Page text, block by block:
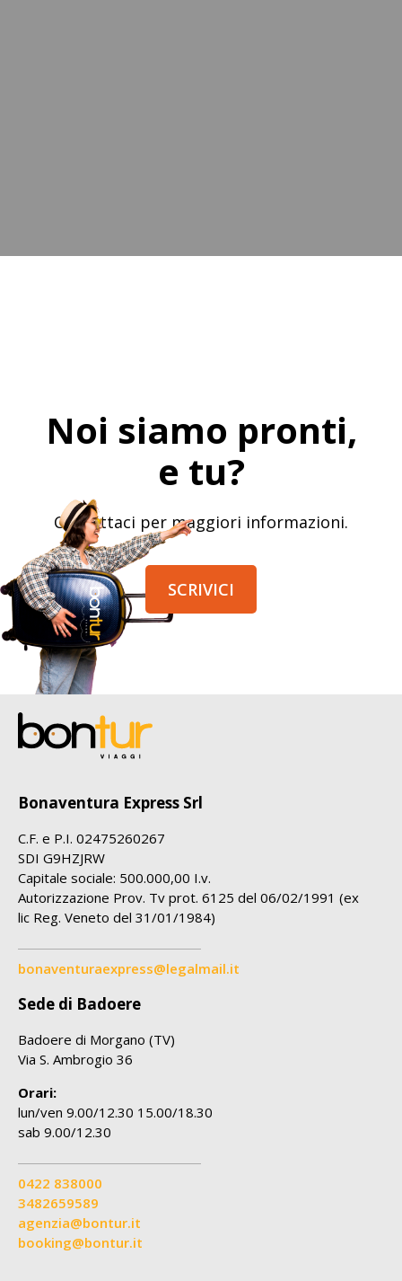
Noi siamo pronti,
e tu?
Contattaci per maggiori informazioni.
SCRIVICI
Bonaventura Express Srl
C.F. e P.I. 02475260267
SDI G9HZJRW
Capitale sociale: 500.000,00 I.v.
Autorizzazione Prov. Tv prot. 6125 del 06/02/1991 (ex
lic Reg. Veneto del 31/01/1984)
bonaventuraexpress@legalmail.it
Sede di Badoere
Badoere di Morgano (TV)
Via S. Ambrogio 36
Orari:
lun/ven 9.00/12.30 15.00/18.30
sab 9.00/12.30
0422 838000
3482659589
agenzia@bontur.it
booking@bontur.it